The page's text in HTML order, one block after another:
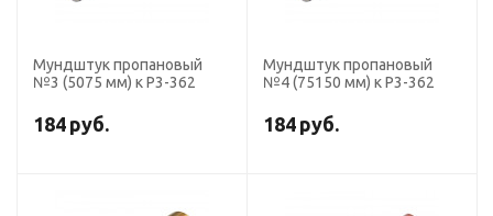
Мундштук пропановый
№3 (5075 мм) к Р3-362
184 руб.
Мундштук пропановый
№4 (75150 мм) к Р3-362
184 руб.